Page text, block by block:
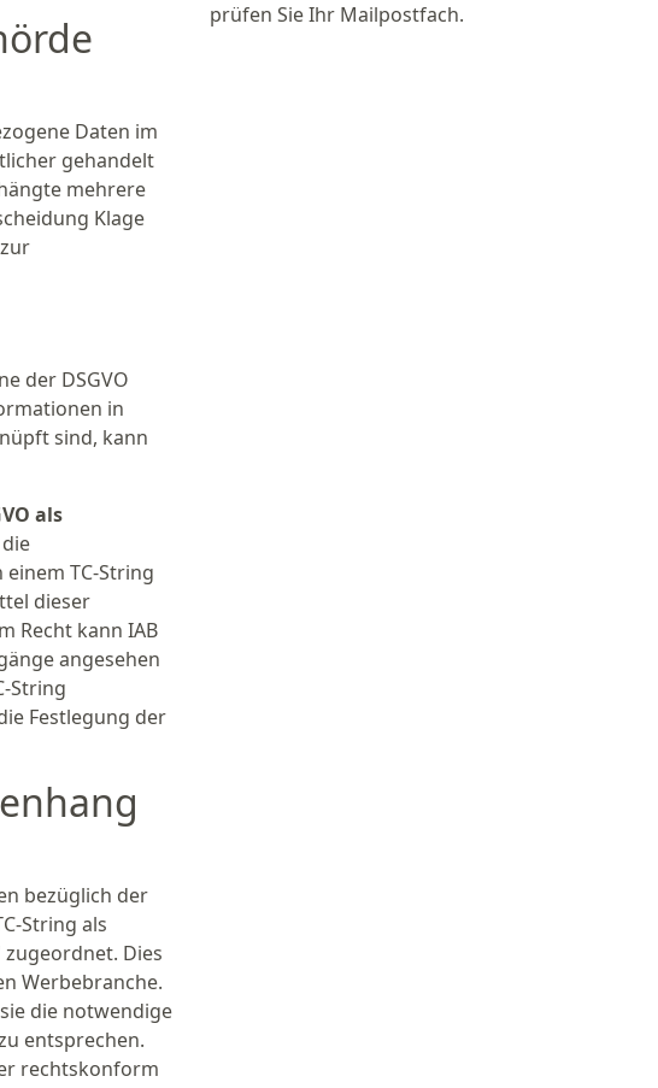
Daten im
gehandelt
mehrere
Klage
der DSGVO
in
sind, kann
als
TC-String
dieser
Recht kann IAB
angesehen
String
Festlegung der
bezüglich der
String als
Dies
Werbebranche.
die notwendige
entsprechen.
rechtskonform
prüfen Sie Ihr Mailpostfach.